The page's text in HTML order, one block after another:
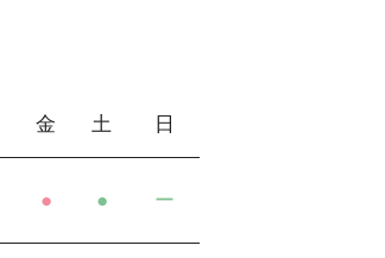
金 土 日
● ● ー